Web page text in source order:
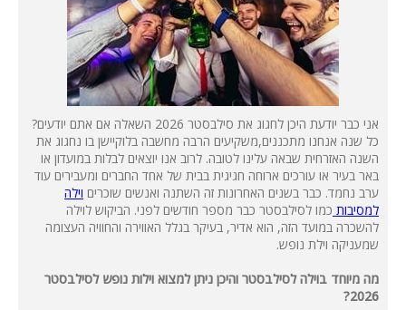
אני כבר יודעת היכן לחגוג את סילבסטר 2026 השאלה אם אתם יודעים?
כל שנה אנחנו מתכננים,משקיעים הרבה מחשבה בלוקיישן בו נחגוג את
השנה האזרחית שבאה עלינו לטובה. לרוב אנו יוצאים לבלות במועדון או
באר בעיר או עורכים ארוחה חגיגית בבית של אחד החברים ומעבירים עוד
ערב נחמד. כבר בשנים האחרונות זה השתנה ואנשים שוכרים וילה
למסיבות כמו לסילבסטר כבר מספר חודשים לפני. הביקוש לוילה
להשכרה במועד הזה, הוא אדיר, בעיקר בגלל האווירה והחוויה העצומה
שמעניקה וילת נופש.
מה מיוחד בוילה לסילבסטר והיכן ניתן למצוא וילות נופש לסילבסטר
2026?